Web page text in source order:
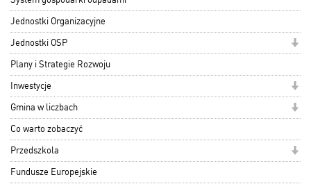
Jednostki Organizacyjne
Jednostki OSP
Plany i Strategie Rozwoju
Inwestycje
Gmina w liczbach
Co warto zobaczyć
Przedszkola
Fundusze Europejskie